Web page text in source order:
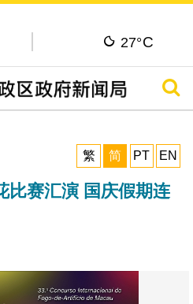
27°C
搜寻
繁
简 PT EN
比赛汇演 国庆假期连